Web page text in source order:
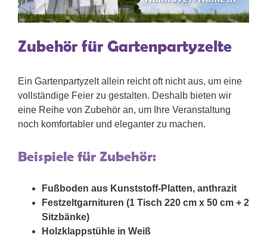
Zubehör für Gartenpartyzelte
Ein Gartenpartyzelt allein reicht oft nicht aus, um eine
vollständige Feier zu gestalten. Deshalb bieten wir
eine Reihe von Zubehör an, um Ihre Veranstaltung
noch komfortabler und eleganter zu machen.
Beispiele für Zubehör:
Fußboden aus Kunststoff-Platten, anthrazit
Festzeltgarnituren (1 Tisch 220 cm x 50 cm + 2
Sitzbänke)
Holzklappstühle in Weiß